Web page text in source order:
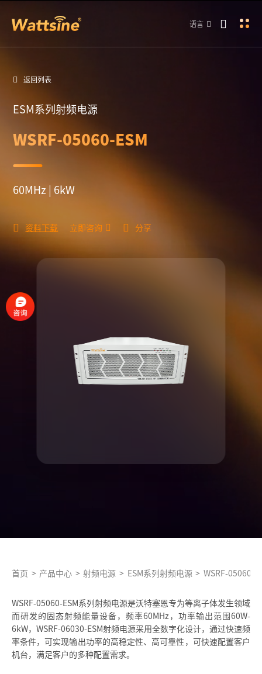
语言
返回列表
ESM系列射频电源
WSRF-05060-ESM
60MHz | 6kW
资料下载 立即咨询 分享
首页 > 产品中心 > 射频电源 > ESM系列射频电源 > WSRF-05060-
WSRF-05060-ESM系列射频电源是沃特塞恩专为等离子体发生领域
而研发的固态射频能量设备，频率60MHz，功率输出范围60W-
6kW，WSRF-06030-ESM射频电源采用全数字化设计，通过快速频
率条件，可实现输出功率的高稳定性、高可靠性，可快速配置客户
机台，满足客户的多种配置需求。